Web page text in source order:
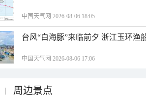
中国天气网 2026-08-06 18:05
台风“白海豚”来临前夕 浙江玉环渔
中国天气网 2026-08-06 17:06
| 周边景点